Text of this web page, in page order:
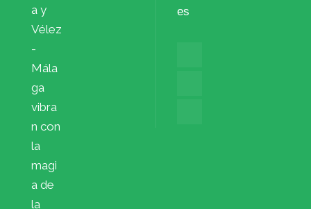
a y
Vélez
-
Mála
ga
vibra
n con
la
magi
a de
la
es